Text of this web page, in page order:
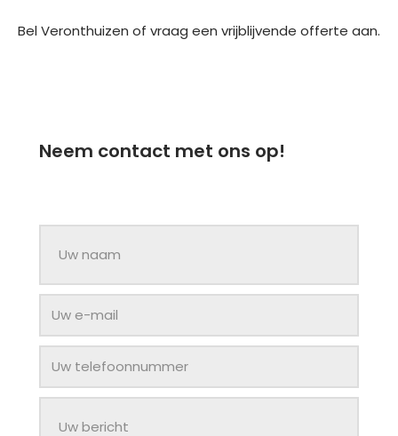
Bel Veronthuizen of vraag een vrijblijvende offerte aan.
Neem contact met ons op!